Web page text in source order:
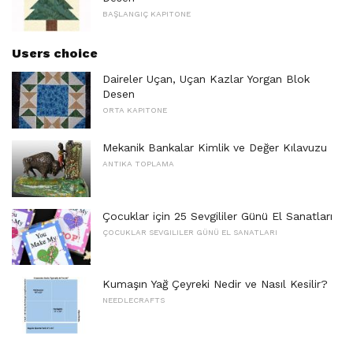
BAŞLANGIÇ ​​KAPITONE
Users choice
Daireler Uçan, Uçan Kazlar Yorgan Blok
Desen
ORTA KAPITONE
Mekanik Bankalar Kimlik ve Değer Kılavuzu
ANTIKA TOPLAMA
Çocuklar için 25 Sevgililer Günü El Sanatları
ÇOCUKLAR SEVGILILER GÜNÜ EL SANATLARI
Kumaşın Yağ Çeyreki Nedir ve Nasıl Kesilir?
NEEDLECRAFTS